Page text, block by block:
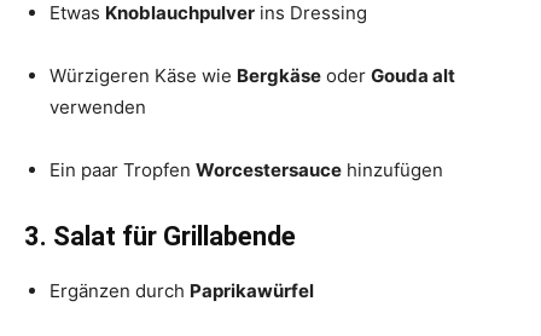
Etwas Knoblauchpulver ins Dressing
Würzigeren Käse wie Bergkäse oder Gouda alt
verwenden
Ein paar Tropfen Worcestersauce hinzufügen
3. Salat für Grillabende
Ergänzen durch Paprikawürfel